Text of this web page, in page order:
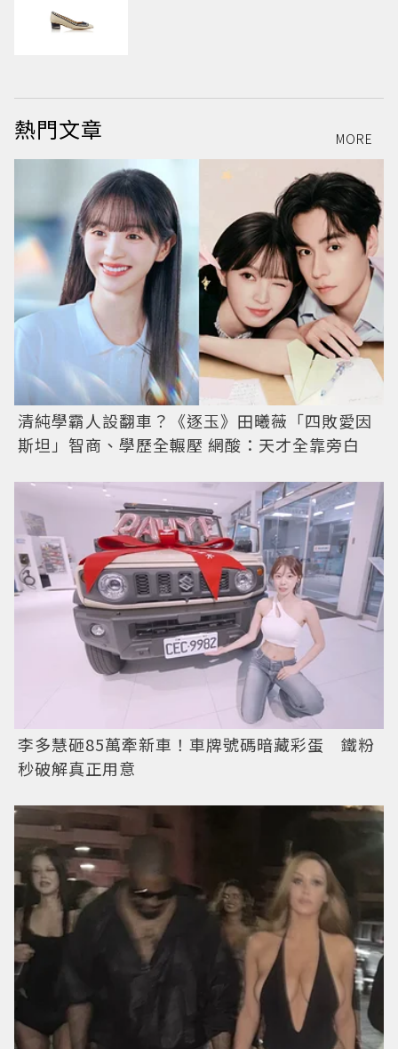
熱門文章 MORE
清純學霸人設翻車？《逐玉》田曦薇「四敗愛因
斯坦」智商、學歷全輾壓 網酸：天才全靠旁白
李多慧砸85萬牽新車！車牌號碼暗藏彩蛋 鐵粉
秒破解真正用意